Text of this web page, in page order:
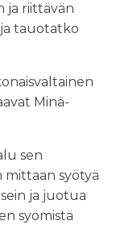
ja riittävän
tauotatko
Minä-
sen
mittaan syötyä
ja juotua
syömistä